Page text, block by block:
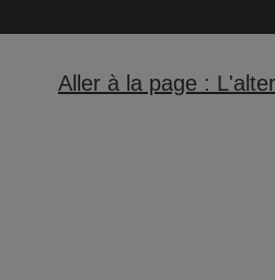
Aller à la page :